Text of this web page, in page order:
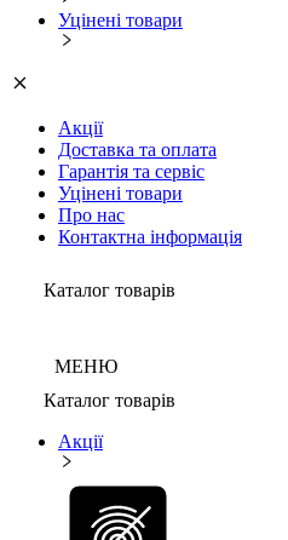
Уцінені товари
Акції
Доставка та оплата
Гарантія та сервіс
Уцінені товари
Про нас
Контактна інформація
Каталог товарів
МЕНЮ
Каталог товарів
Акції